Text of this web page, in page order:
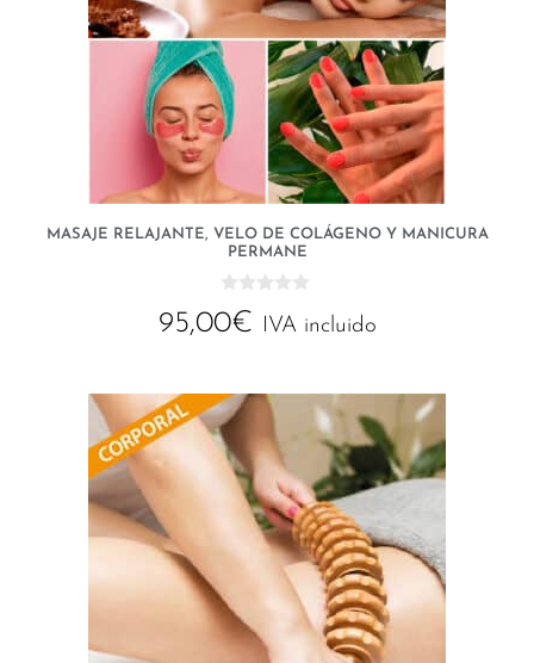
MASAJE RELAJANTE, VELO DE COLÁGENO Y MANICURA
PERMANE
d
95,00€ IVA incluido